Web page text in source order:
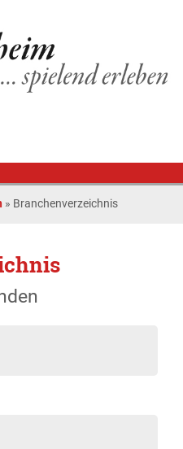
» Branchenverzeichnis